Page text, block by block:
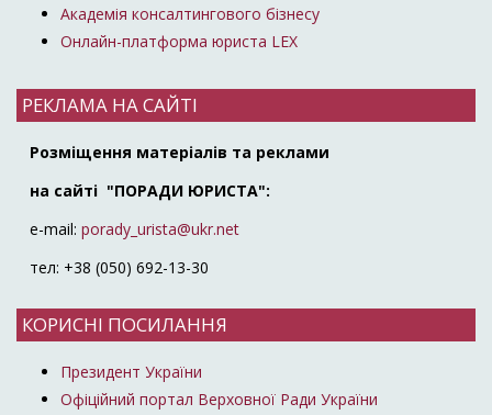
Академія консалтингового бізнесу
Онлайн-платформа юриста LEX
РЕКЛАМА НА САЙТІ
Розміщення матеріалів та реклами
на сайті "ПОРАДИ ЮРИСТА":
e-mail: porady_urista@ukr.net
тел: +38 (050) 692-13-30
КОРИСНІ ПОСИЛАННЯ
Президент України
Офіційний портал Верховної Ради України